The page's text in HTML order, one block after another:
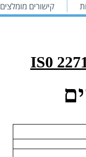
קישורים מומלצים
IS0